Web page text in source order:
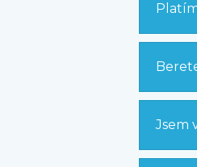
Jsem